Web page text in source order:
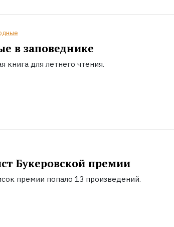
в заповеднике
книга для летнего чтения.
Букеровской премии
премии попало 13 произведений.